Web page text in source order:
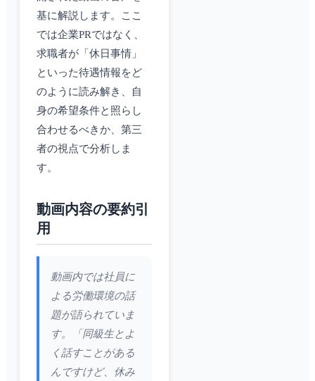
基に解説します。ここ
では企業PRではなく、
求職者が「休日事情」
といった待遇情報をど
のように読み解き、自
身の希望条件と照らし
合わせるべきか、第三
者の視点で分析しま
す。
動画内容の要約引
用
動画内では社員に
よる労働環境の話
題が語られていま
す。「同級生とよ
く話すことがある
んですけど、休み